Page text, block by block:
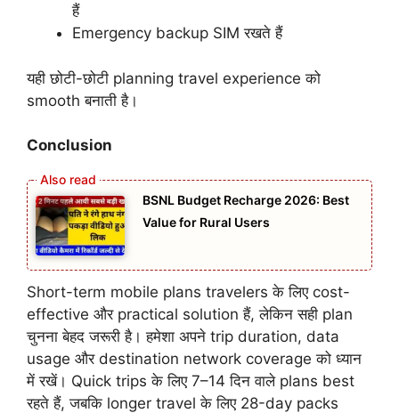
हैं
Emergency backup SIM रखते हैं
यही छोटी-छोटी planning travel experience को
smooth बनाती है।
Conclusion
BSNL Budget Recharge 2026: Best
Value for Rural Users
Short-term mobile plans travelers के लिए cost-
effective और practical solution हैं, लेकिन सही plan
चुनना बेहद जरूरी है। हमेशा अपने trip duration, data
usage और destination network coverage को ध्यान
में रखें। Quick trips के लिए 7–14 दिन वाले plans best
रहते हैं, जबकि longer travel के लिए 28-day packs